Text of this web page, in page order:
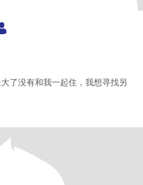
了没有和我一起住，我想寻找另